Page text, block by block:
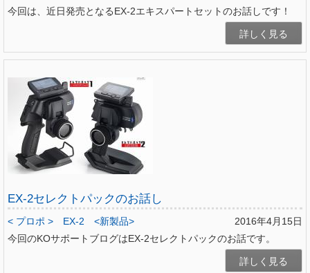
今回は、近日発売となるEX-2エキスパートセットのお話しです！
詳しく見る
EX-2セレクトパックのお話し
2016年4月15日
< プロポ > EX-2
<新製品>
今回のKOサポートブログはEX-2セレクトパックのお話です。
詳しく見る